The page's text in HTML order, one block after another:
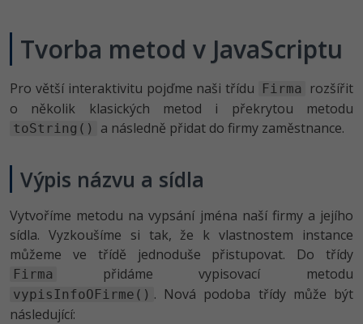
WordPress specialista
SEO specialista
Umělá inteligence (AI) -10%
Pro děti
Více
Fórum
Kurzy e-commerce
Testování softwaru
Datová analýza
Kurzy designu
HTML/CSS -80%
Příběhy absolventů
Tvorba metod v JavaScriptu
Pro větší interaktivitu pojďme naši třídu Firma
rozšířit
o několik klasických metod i překrytou metodu
toString() a následně přidat do firmy zaměstnance.
Výpis názvu a sídla
Vytvoříme metodu na vypsání jména naší firmy a jejího
sídla. Vyzkoušíme si tak, že k vlastnostem instance
můžeme ve třídě jednoduše přistupovat. Do třídy
Firma přidáme vypisovací metodu
vypisInfoOFirme() . Nová podoba třídy může být
následující: